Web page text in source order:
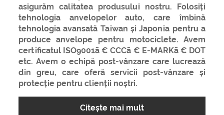
asigurăm calitatea produsului nostru. Folosiți
tehnologia anvelopelor auto, care îmbină
tehnologia avansată Taiwan și Japonia pentru a
produce anvelope pentru motociclete. Avem
certificatul ISO9001ã € CCCã € E-MARKã € DOT
etc. Avem o echipă post-vânzare care lucrează
din greu, care oferă servicii post-vânzare și
protecție pentru clienții noștri.
Citeşte mai mult